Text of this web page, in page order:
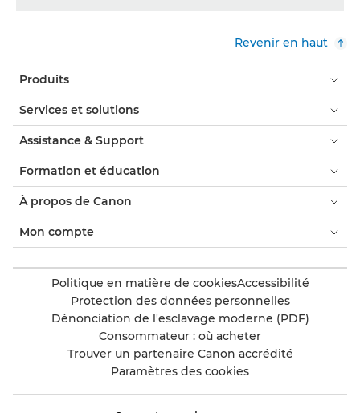
Revenir en haut
Produits
Services et solutions
Assistance & Support
Formation et éducation
À propos de Canon
Mon compte
Politique en matière de cookiesAccessibilité
Protection des données personnelles
Dénonciation de l'esclavage moderne (PDF)
Consommateur : où acheter
Trouver un partenaire Canon accrédité
Paramètres des cookies